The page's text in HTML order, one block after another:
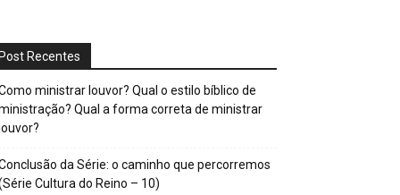
Recentes
ministrar louvor? Qual o estilo bíblico de
Qual a forma correta de ministrar
da Série: o caminho que percorremos
Cultura do Reino – 10)